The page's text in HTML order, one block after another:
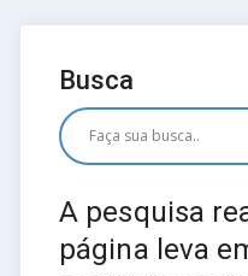
Busca
A pesquisa
página leva